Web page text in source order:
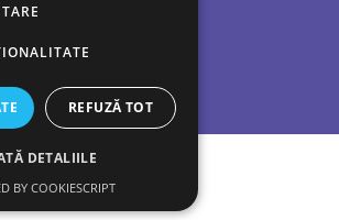
— 18.00
© 2021 Poiestiul in culori
REFUZĂ TOT
DETALIILE
BY COOKIESCRIPT